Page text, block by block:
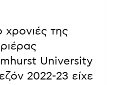
χρονιές της
University
2022-23 είχε